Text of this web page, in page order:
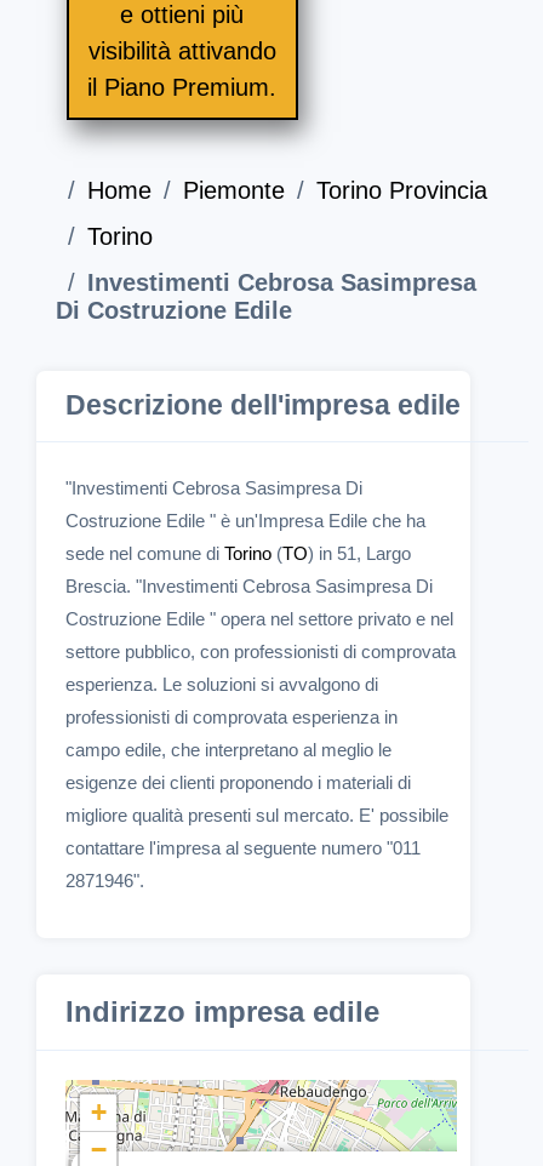
e ottieni più
visibilità attivando
il Piano Premium.
Home Piemonte
Torino Provincia
Torino
Investimenti Cebrosa Sasimpresa
Di Costruzione Edile
Descrizione dell'impresa edile
"Investimenti Cebrosa Sasimpresa Di
Costruzione Edile " è un'Impresa Edile che ha
sede nel comune di Torino (TO) in 51, Largo
Brescia. "Investimenti Cebrosa Sasimpresa Di
Costruzione Edile " opera nel settore privato e nel
settore pubblico, con professionisti di comprovata
esperienza. Le soluzioni si avvalgono di
professionisti di comprovata esperienza in
campo edile, che interpretano al meglio le
esigenze dei clienti proponendo i materiali di
migliore qualità presenti sul mercato. E' possibile
contattare l'impresa al seguente numero "011
2871946".
Indirizzo impresa edile
+
−